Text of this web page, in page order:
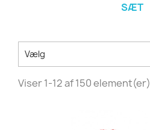
SÆT
Vælg
Viser 1-12 af 150 element(er)